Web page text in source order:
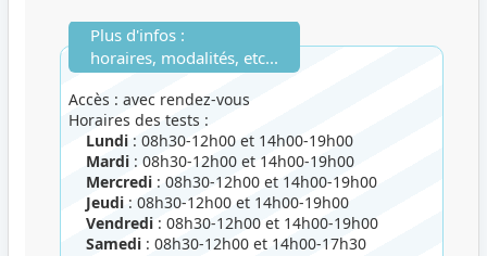
Plus d'infos :
horaires, modalités, etc...
Accès : avec rendez-vous
Horaires des tests :
Lundi : 08h30-12h00 et 14h00-19h00
Mardi : 08h30-12h00 et 14h00-19h00
Mercredi : 08h30-12h00 et 14h00-19h00
Jeudi : 08h30-12h00 et 14h00-19h00
Vendredi : 08h30-12h00 et 14h00-19h00
Samedi : 08h30-12h00 et 14h00-17h30